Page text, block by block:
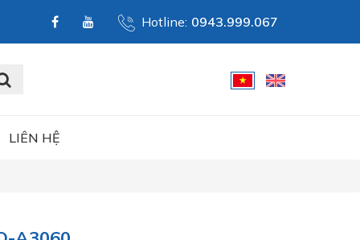
Hotline: 0943.999.067
LIÊN HỆ